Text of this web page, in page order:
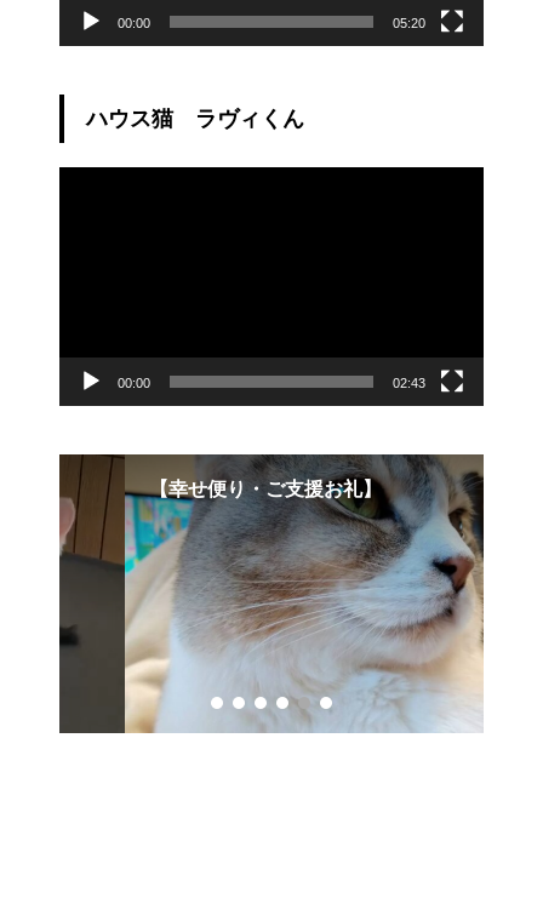
00:00 05:20
ハウス猫 ラヴィくん
00:00 02:43
【幸せ便り・ご支援お礼】